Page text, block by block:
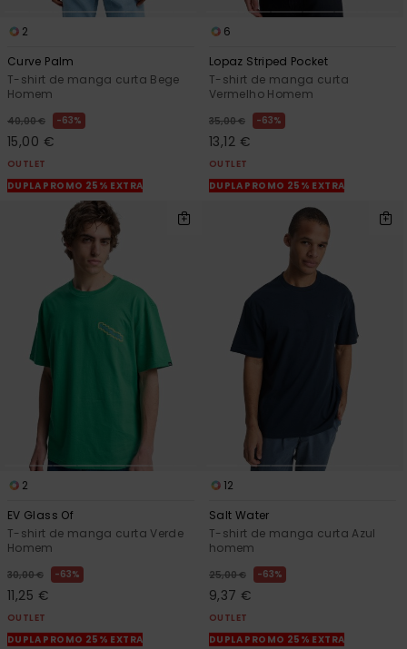
2
Curve Palm
T-shirt de manga curta Bege
Homem
40,00 € 63%
15,00 €
OUTLET
DUPLA PROMO 25% EXTRA
6
Lopaz Striped Pocket
T-shirt de manga curta
Vermelho Homem
35,00 € 63%
13,12 €
OUTLET
DUPLA PROMO 25% EXTRA
2
EV Glass Of
T-shirt de manga curta Verde
Homem
30,00 € 63%
11,25 €
OUTLET
DUPLA PROMO 25% EXTRA
12
Salt Water
T-shirt de manga curta Azul
homem
25,00 € 63%
9,37 €
OUTLET
DUPLA PROMO 25% EXTRA